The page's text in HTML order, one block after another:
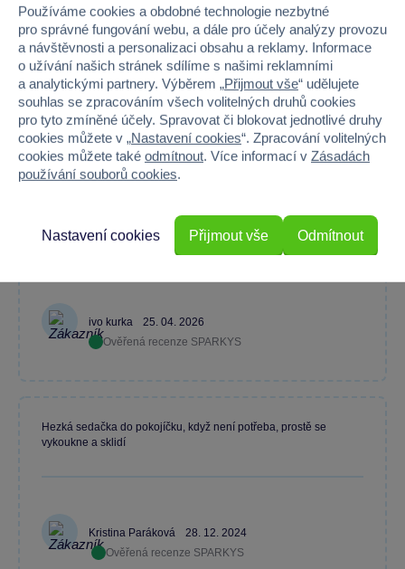
100 % zákazníků doporučuje
Máte zkušenost s tímto zbožím?
Napište recenzi a pomozte ostatním s výběrem.
ivo kurka
25. 04. 2026
Ověřená recenze SPARKYS
ano
Kristina Paráková
28. 12. 2024
Ověřená recenze SPARKYS
Hezká sedačka do pokojíčku, když není potřeba, prostě se
vykoukne a sklidí
Používáme cookies a obdobné technologie nezbytné
pro správné fungování webu, a dále pro účely analýzy provozu
a návštěvnosti a personalizaci obsahu a reklamy. Informace
o užívání našich stránek sdílíme s našimi reklamními
a analytickými partnery. Výběrem „Přijmout vše“ udělujete
souhlas se zpracováním všech volitelných druhů cookies
pro tyto zmíněné účely. Spravovat či blokovat jednotlivé druhy
cookies můžete v „Nastavení cookies“. Zpracování volitelných
cookies můžete také odmítnout. Více informací v Zásadách
používání souborů cookies.
Odmítnout
Nastavení cookies Přijmout vše